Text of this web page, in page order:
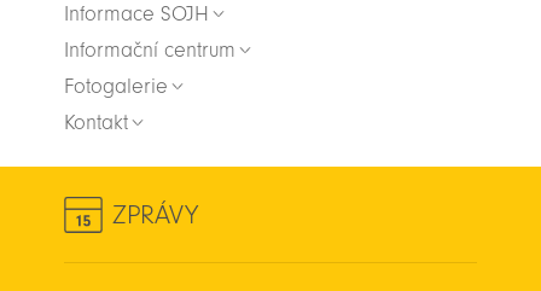
Informace SOJH
Informační centrum
Fotogalerie
Kontakt
ZPRÁVY